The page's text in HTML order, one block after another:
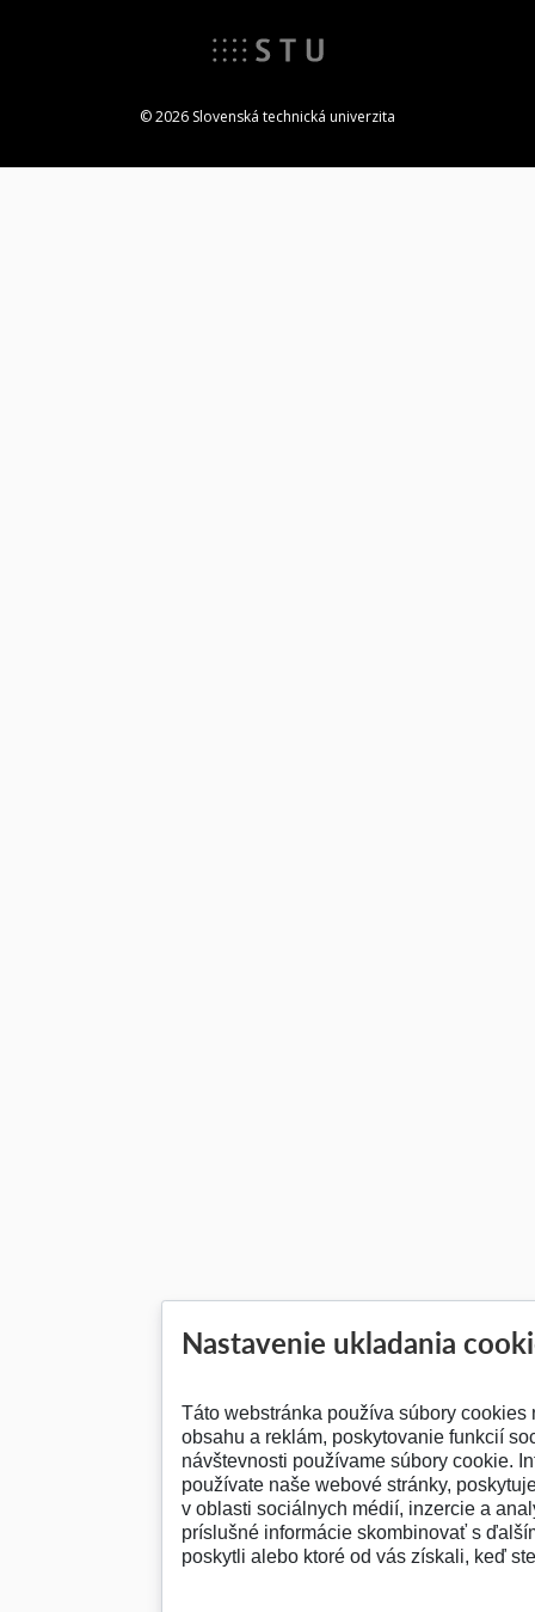
© 2026 Slovenská technická univerzita
Nastavenie ukladania
Táto webstránka používa súbory cookies
obsahu a reklám, poskytovanie funkcií
návštevnosti používame súbory cookie.
používate naše webové stránky,
v oblasti sociálnych médií, inzercie a
príslušné informácie skombinovať s
poskytli alebo ktoré od vás získali, keď